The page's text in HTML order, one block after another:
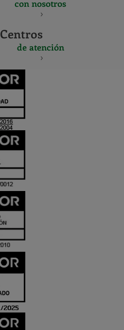
con nosotros
Centros
de atención